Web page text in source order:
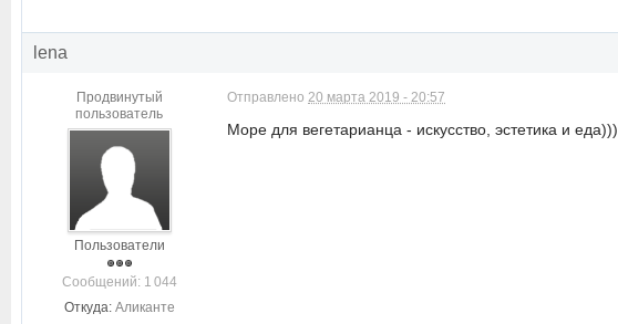
lena
Продвинутый
пользователь
Пользователи
Cообщений: 1 044
Откуда: Аликанте
Отправлено 20 марта 2019 - 20:57
Море для вегетарианца - искусство, эстетика и еда)))